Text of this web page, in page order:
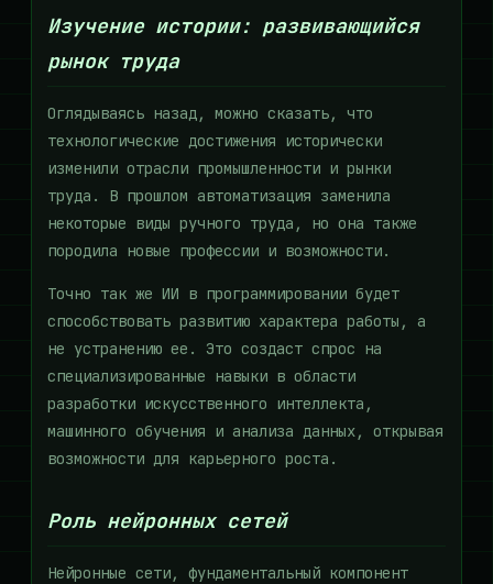
Изучение истории: развивающийся
рынок труда
Оглядываясь назад, можно сказать, что
технологические достижения исторически
изменили отрасли промышленности и рынки
труда. В прошлом автоматизация заменила
некоторые виды ручного труда, но она также
породила новые профессии и возможности.
Точно так же ИИ в программировании будет
способствовать развитию характера работы, а
не устранению ее. Это создаст спрос на
специализированные навыки в области
разработки искусственного интеллекта,
машинного обучения и анализа данных, открывая
возможности для карьерного роста.
Роль нейронных сетей
Нейронные сети, фундаментальный компонент